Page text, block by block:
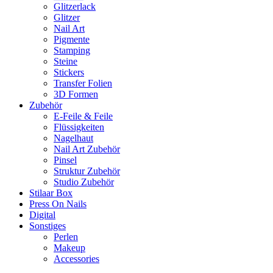
Glitzerlack
Glitzer
Nail Art
Pigmente
Stamping
Steine
Stickers
Transfer Folien
3D Formen
Zubehör
E-Feile & Feile
Flüssigkeiten
Nagelhaut
Nail Art Zubehör
Pinsel
Struktur Zubehör
Studio Zubehör
Stilaar Box
Press On Nails
Digital
Sonstiges
Perlen
Makeup
Accessories